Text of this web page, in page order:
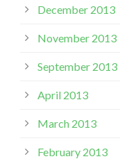
December 2013
November 2013
September 2013
April 2013
March 2013
February 2013